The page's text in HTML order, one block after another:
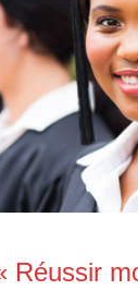
Réussir